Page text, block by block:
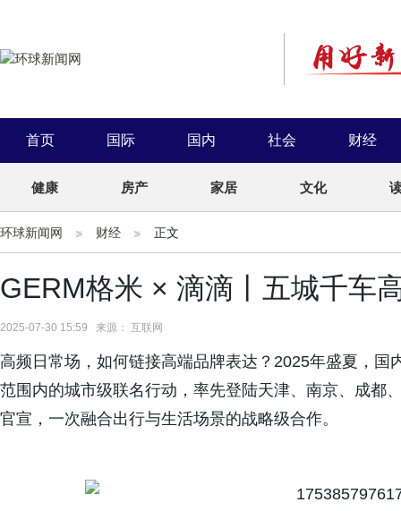
首页 国际 国内 社会 财经
健康 房产 家居 文化
环球新闻网 财经 正文
GERM格米 × 滴滴丨五城千车
2025-07-30 15:59 来源： 互联网
高频日常场，如何链接高端品牌表达？2025年盛夏，
范围内的城市级联名行动，率先登陆天津、南京、成都
官宣，一次融合出行与生活场景的战略级合作。